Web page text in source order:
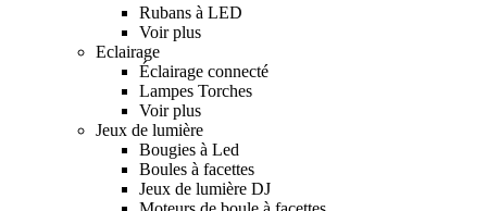
Rubans à LED
Voir plus
Eclairage
Éclairage connecté
Lampes Torches
Voir plus
Jeux de lumière
Bougies à Led
Boules à facettes
Jeux de lumière DJ